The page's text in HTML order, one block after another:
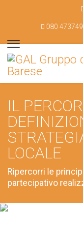
080
IL
LOCALE
Ripercorri le
partecipativo